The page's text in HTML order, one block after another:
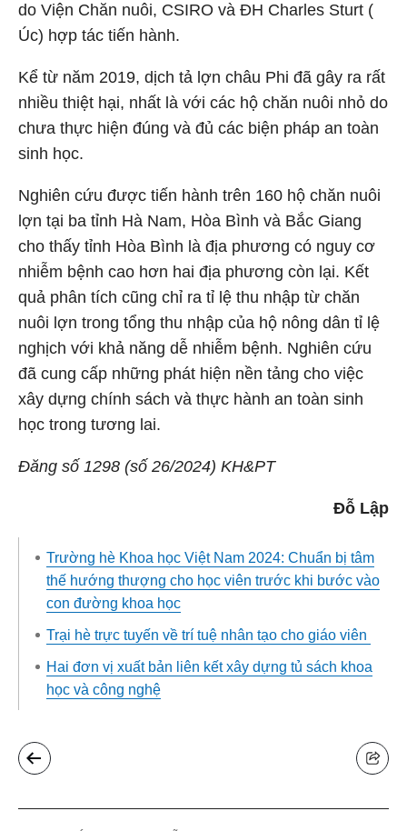
do Viện Chăn nuôi, CSIRO và ĐH Charles Sturt (
Úc) hợp tác tiến hành.
Kể từ năm 2019, dịch tả lợn châu Phi đã gây ra rất
nhiều thiệt hại, nhất là với các hộ chăn nuôi nhỏ do
chưa thực hiện đúng và đủ các biện pháp an toàn
sinh học.
Nghiên cứu được tiến hành trên 160 hộ chăn nuôi
lợn tại ba tỉnh Hà Nam, Hòa Bình và Bắc Giang
cho thấy tỉnh Hòa Bình là địa phương có nguy cơ
nhiễm bệnh cao hơn hai địa phương còn lại. Kết
quả phân tích cũng chỉ ra tỉ lệ thu nhập từ chăn
nuôi lợn trong tổng thu nhập của hộ nông dân tỉ lệ
nghịch với khả năng dễ nhiễm bệnh. Nghiên cứu
đã cung cấp những phát hiện nền tảng cho việc
xây dựng chính sách và thực hành an toàn sinh
học trong tương lai.
Đăng số 1298 (số 26/2024) KH&PT
Đỗ Lập
Trường hè Khoa học Việt Nam 2024: Chuẩn bị tâm
thế hướng thượng cho học viên trước khi bước vào
con đường khoa học
Trại hè trực tuyến về trí tuệ nhân tạo cho giáo viên
Hai đơn vị xuất bản liên kết xây dựng tủ sách khoa
học và công nghệ